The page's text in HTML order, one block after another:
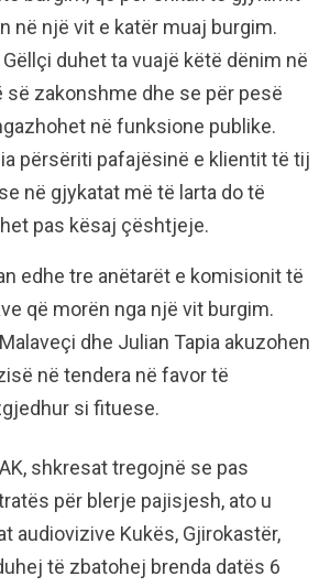
në një vit e katër muaj burgim.
duhet ta vuajë këtë dënim në
së zakonshme dhe se për pesë
në funksione publike.
përsëriti pafajësinë e klientit të tij
në gjykatat më të larta do të
pas kësaj çështjeje.
edhe tre anëtarët e komisionit të
që morën nga një vit burgim.
dhe Julian Tapia akuzohen
në tendera në favor të
si fituese.
shkresat tregojnë se pas
për blerje pajisjesh, ato u
audiovizive Kukës, Gjirokastër,
të zbatohej brenda datës 6